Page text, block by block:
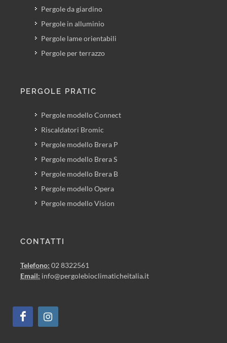
Pergole da giardino
Pergole in alluminio
Pergole lame orientabili
Pergole per terrazzo
PERGOLE PRATIC
Pergole modello Connect
Riscaldatori Bromic
Pergole modello Brera P
Pergole modello Brera S
Pergole modello Brera B
Pergole modello Opera
Pergole modello Vision
CONTATTI
Telefono: 02 8322561
Email: info@pergolebioclimaticheitalia.it